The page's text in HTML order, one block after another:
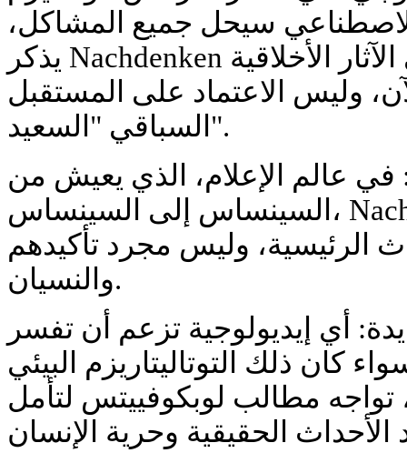
سيحل جميع المشاكل،
يذكر Nachdenken بضرورة التفكير في الآثار الأخلاقية
وليس الاعتماد على المستقبل
السباقي "السعيد".
في عالم الإعلام، الذي يعيش من
السينساس إلى السينساس، Nachdenken هو نداء للتأني،
الرئيسية، وليس مجرد تأكيدهم
والنسيان.
أي إيديولوجية تزعم أن تفسر
كان ذلك التوتاليتاريزم البيئي
تواجه مطالب لوبكوفييتس لتأمل